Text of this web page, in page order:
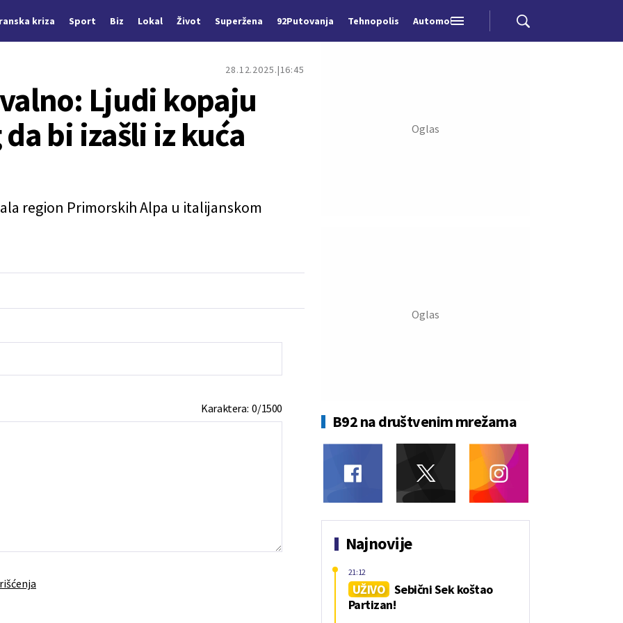
kriza Sport Biz Lokal Život Superžena 92Putovanja Tehnopolis Automobili
28.12.2025. 16:45
Ljudi kopaju
bi izašli iz kuća
region Primorskih Alpa u italijanskom
Karaktera:0/1500
B92 na društvenim mrežama
Najnovije
UŽIVO Sebični Sek koštao
Partizan!
21:12